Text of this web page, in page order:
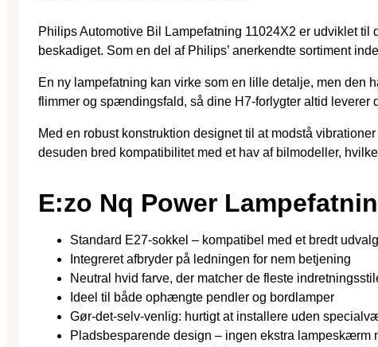
Philips Automotive Bil Lampefatning 11024X2 er udviklet
beskadiget. Som en del af Philips’ anerkendte sortiment
En ny lampefatning kan virke som en lille detalje, men den
flimmer og spændingsfald, så dine H7-forlygter altid leverer
Med en robust konstruktion designet til at modstå
desuden bred kompatibilitet med et hav af bilmodeller,
E:zo Nq Power
Standard E27‐sokkel – kompatibel med et bredt
Integreret afbryder på ledningen for nem betjening
Neutral hvid farve, der matcher de fleste
Ideel til både ophængte pendler og bordlamper
Gør‐det‐selv‐venlig: hurtigt at installere uden
Pladsbesparende design – ingen ekstra lampeskærm